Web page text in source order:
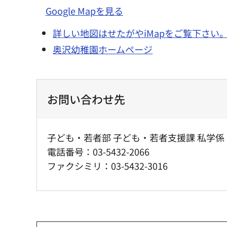
Google Mapを見る
詳しい地図はせたがやiMapをご覧下さい
奥沢幼稚園ホームページ
お問い合わせ先
子ども・若者部 子ども・若者支援課 私学係
電話番号：03-5432-2066
ファクシミリ：03-5432-3016